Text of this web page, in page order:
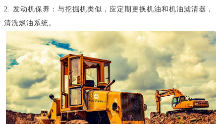
2. 发动机保养：与挖掘机类似，应定期更换机油和机油滤清器，
清洗燃油系统。